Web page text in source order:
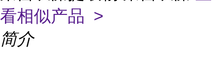
看相似产品 >
简介